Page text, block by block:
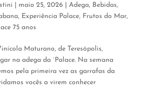
maio 25, 2026 Adega, Bebidas,
, Experiência Palace, Frutos do Mar,
75 anos
Maturano, de Teresópolis,
na adega da `Palace. Na semana
pela primeira vez as garrafas da
vocês a virem conhecer